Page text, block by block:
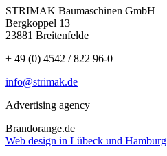
STRIMAK Baumaschinen GmbH
Bergkoppel 13
23881 Breitenfelde
+ 49 (0) 4542 / 822 96-0
info@strimak.de
Advertising agency
Brandorange.de
Web design in Lübeck und Hamburg